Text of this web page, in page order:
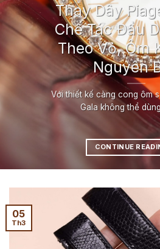
Thay Dây
Chế Tác Đầu
Theo Vỏ, Ôm
Nguyên
Với thiết kế càng cong ôm
Gala không thể
CONTINUE
05
Th3